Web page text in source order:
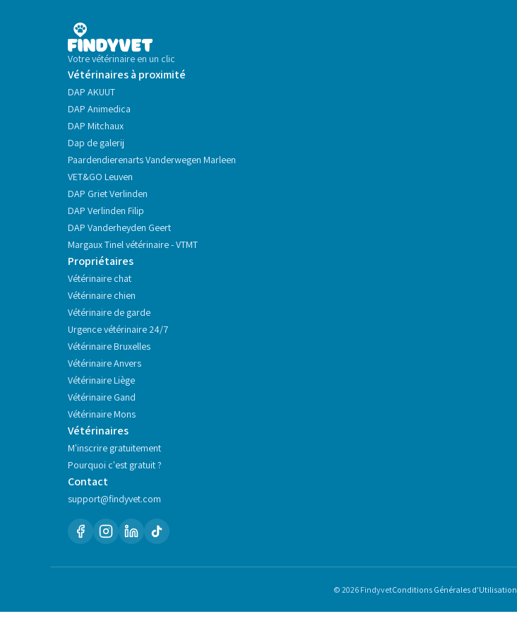
Votre vétérinaire en un clic
Vétérinaires à proximité
DAP AKUUT
DAP Animedica
DAP Mitchaux
Dap de galerij
Paardendierenarts Vanderwegen Marleen
VET&GO Leuven
DAP Griet Verlinden
DAP Verlinden Filip
DAP Vanderheyden Geert
Margaux Tinel vétérinaire - VTMT
Propriétaires
Vétérinaire chat
Vétérinaire chien
Vétérinaire de garde
Urgence vétérinaire 24/7
VétérinaireBruxelles
VétérinaireAnvers
VétérinaireLiège
Vétérinaire Gand
VétérinaireMons
Vétérinaires
M'inscrire gratuitement
Pourquoi c'est gratuit ?
Contact
support@findyvet.com
© 2026 FindyvetConditions Générales d'Utilisation